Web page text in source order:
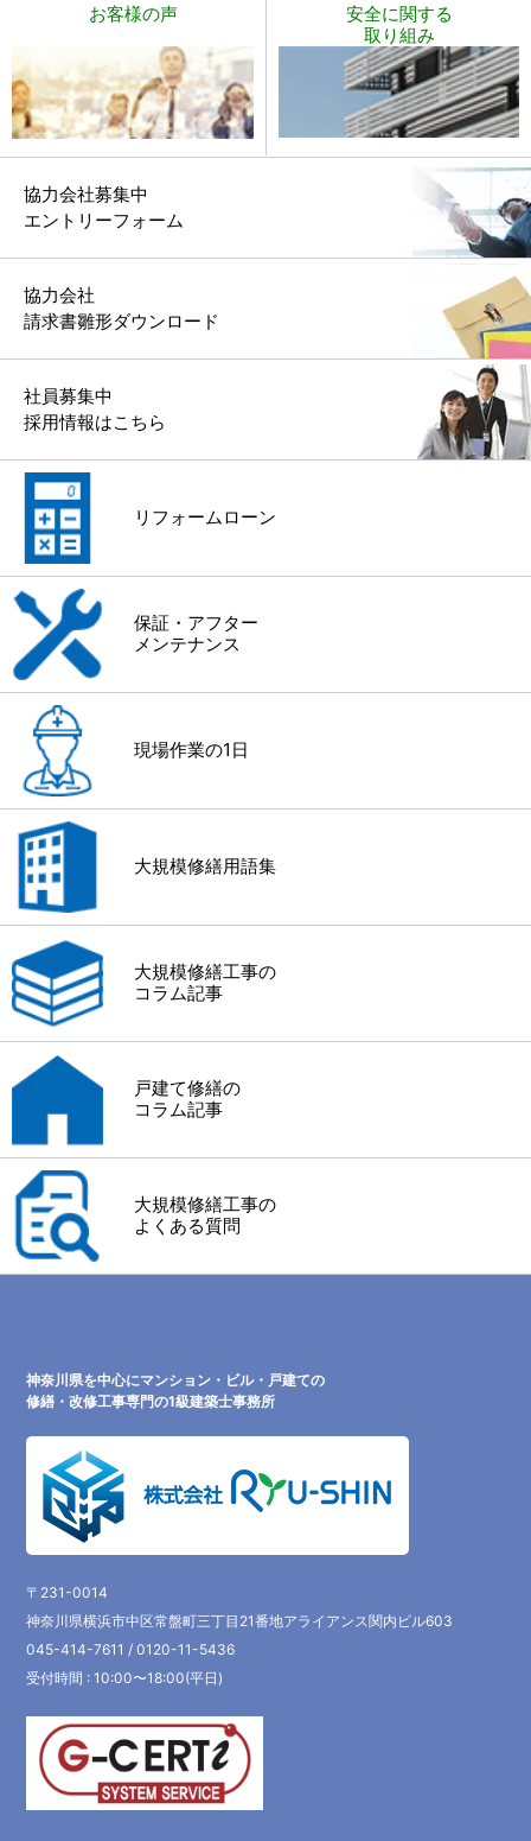
お客様の声
安全に関する
取り組み
協力会社募集中
エントリーフォーム
協力会社
請求書雛形ダウンロード
社員募集中
採用情報はこちら
リフォームローン
保証・アフター
メンテナンス
現場作業の1日
大規模修繕用語集
大規模修繕工事の
コラム記事
戸建て修繕の
コラム記事
大規模修繕工事の
よくある質問
神奈川県を中心にマンション・ビル・戸建ての
修繕・改修工事専門の1級建築士事務所
〒231-0014
神奈川県横浜市中区常盤町三丁目21番地アライアンス関内ビル603
045-414-7611 / 0120-11-5436
受付時間 : 10:00〜18:00(平日)